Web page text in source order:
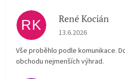
RK René Kocián
Hodnocení obchodu
13.6.2026
Vše proběhlo podle komunikace.
obchodu nejmenších výhrad.